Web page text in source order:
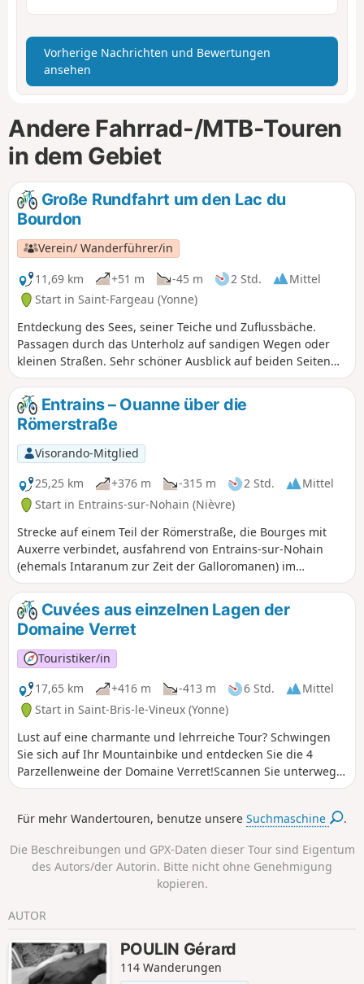
Vorherige Nachrichten und Bewertungen
ansehen
Andere Fahrrad-/MTB-Touren
in dem Gebiet
Große Rundfahrt um den Lac du
Bourdon
Verein/ Wanderführer/in
11,69 km
+51 m -45 m 2 Std.
Mittel
Start in Saint-Fargeau (Yonne)
Entdeckung des Sees, seiner Teiche und Zuflussbäche.
Passagen durch das Unterholz auf sandigen Wegen oder
kleinen Straßen. Sehr schöner Ausblick auf beiden Seiten
des Seedeichs. Dieser Stausee ist der erste stromaufwärts
einer langen Reihe, die den Canal de Briare speist.
Entrains – Ouanne über die
Römerstraße
Visorando-Mitglied
25,25 km
+376 m -315 m 2 Std.
Mittel
Start in Entrains-sur-Nohain (Nièvre)
Strecke auf einem Teil der Römerstraße, die Bourges mit
Auxerre verbindet, ausfahrend von Entrains-sur-Nohain
(ehemals Intaranum zur Zeit der Galloromanen) im
Departement Nièvre bis nach Ouanne (Odoana) im
Departement Yonne.Von den weiten Wäldern und Feldern
über zwei der höchsten Punkte dieser Region (367 m und
368 m) entdecken Sie Räume, Aussichtspunkte, Fauna und
Flora auf diesen Kalksteinplateaus und Hügeln.
Cuvées aus einzelnen Lagen der
Domaine Verret
Touristiker/in
17,65 km
+416 m -413 m 6 Std.
Mittel
Start in Saint-Bris-le-Vineux (Yonne)
Lust auf eine charmante und lehrreiche Tour? Schwingen
Sie sich auf Ihr Mountainbike und entdecken Sie die 4
Parzellenweine der Domaine Verret!Scannen Sie unterwegs
die QR-Codes auf den kleinen Holzpfählen, um mehr über
Winzers ... Sie fahren an „Les Gaudiers” vorbei, einer
Mazelots”, wo Pinot Noir, die Rebsorte unseres
gleichnamigen Irancy, dominiert.Anschließend
durchqueren Sie „Palotte“, unseren ältesten Weinberg, der
reich an Geheimnissen und Charakter ist, bevor Sie
„Veaupiary“ erreichen, der ausschließlich mit Sauvignon
bepflanzt ist und unserem gleichnamigen Saint-Bris
zugrunde liegt. Ein Ausflug zwischen Natur, Kulturerbe und
Leidenschaft für den Weinbau, ideal für Neugierige und
Für mehr Wandertouren, benutze unsereSuchmaschine .
Die Beschreibungen und GPX-Daten dieser Tour sind Eigentum
des Autors/der Autorin. Bitte nicht ohne Genehmigung
kopieren.
AUTOR
POULIN Gérard
114 Wanderungen